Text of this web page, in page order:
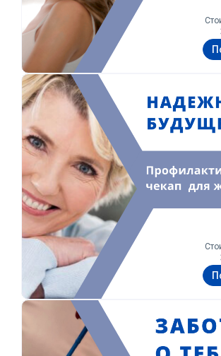
Уверенное будущее
Забота о тебе